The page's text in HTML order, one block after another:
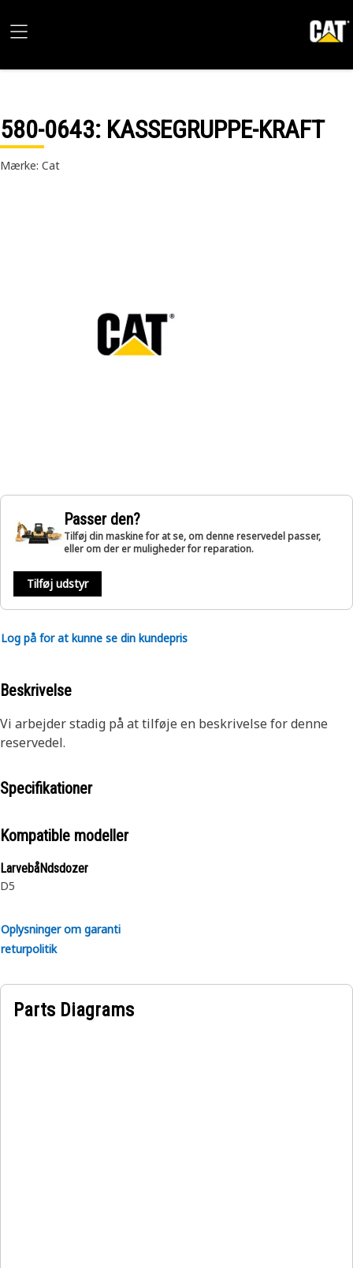
580-0643: KASSEGRUPPE-KRAFT
Mærke: Cat
Passer den?
Tilføj din maskine for at se, om denne reservedel passer,
eller om der er muligheder for reparation.
Tilføj udstyr
Log på for at kunne se din kundepris
Beskrivelse
Vi arbejder stadig på at tilføje en beskrivelse for denne
reservedel.
Specifikationer
Kompatible modeller
LarvebåNdsdozer
D5
Oplysninger om garanti
returpolitik
Parts Diagrams